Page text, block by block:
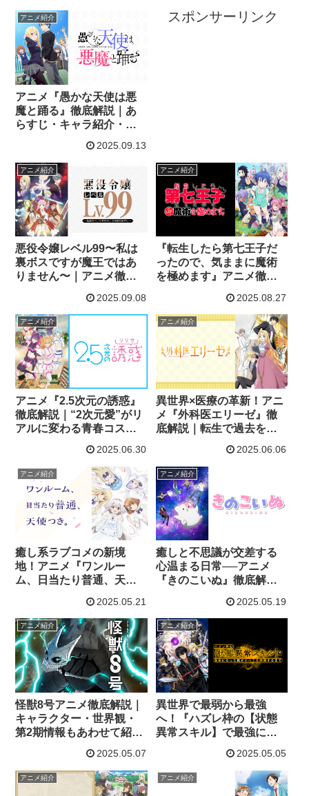
アニメ紹介
アニメ『愚かな天使は悪
魔と踊る』徹底解説｜あ
らすじ・キャラ紹介・魅
2025.09.13
スポンサーリンク
アニメ紹介
悪役令嬢レベル99〜私は
裏ボスですが魔王ではあ
りません〜｜アニメ徹底
紹介・魅力まとめ】
2025.09.08
アニメ紹介
『転生したら第七王子だ
ったので、気ままに魔術
を極めます』アニメ徹底
ラ・魅力まとめ
2025.08.27
アニメ紹介
アニメ『2.5次元の誘惑』
徹底解説｜“2次元愛”がリ
アルに変わる青春コスプ
2025.06.30
アニメ紹介
異世界×医療の革新！アニ
メ『外科医エリーゼ』徹
底解説｜転生で過去をや
2025.06.06
アニメ紹介
癒し系ラブコメの新境
地！アニメ『ワンルー
ム、日当たり普通、天使
2025.05.21
アニメ紹介
癒しと不思議が交差する
心温まる日常──アニメ
『きのこいぬ』徹底解説
2025.05.19
アニメ紹介
怪獣8号アニメ徹底解説｜
キャラクター・世界観・
第2期情報もあわせて紹
2025.05.07
アニメ紹介
異世界で最弱から最強
へ！『ハズレ枠の【状態
異常スキル】で最強にな
るまで』徹底解説【魅
力・キャラ・2期期待も】
2025.05.05
アニメ紹介 アニメ紹介